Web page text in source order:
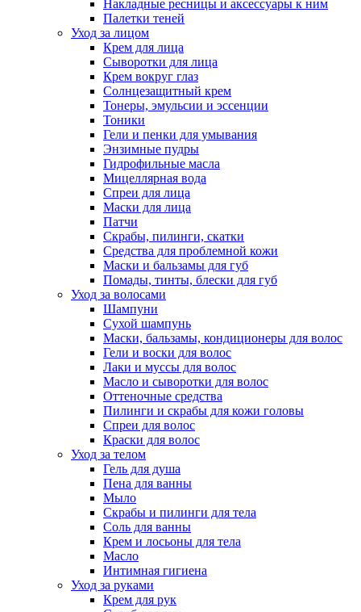
Накладные ресницы и аксессуары к ним
Палетки теней
Уход за лицом
Крем для лица
Сыворотки для лица
Крем вокруг глаз
Солнцезащитный крем
Тонеры, эмульсии и эссенции
Тоники
Гели и пенки для умывания
Энзимные пудры
Гидрофильные масла
Мицеллярная вода
Спреи для лица
Маски для лица
Патчи
Скрабы, пилинги, скатки
Средства для проблемной кожи
Маски и бальзамы для губ
Помады, тинты, блески для губ
Уход за волосами
Шампуни
Сухой шампунь
Маски, бальзамы, кондиционеры для волос
Гели и воски для волос
Лаки и муссы для волос
Масло и сыворотки для волос
Оттеночные средства
Пилинги и скрабы для кожи головы
Спреи для волос
Краски для волос
Уход за телом
Гель для душа
Пена для ванны
Мыло
Скрабы и пилинги для тела
Соль для ванны
Крем и лосьоны для тела
Масло
Интимная гигиена
Уход за руками
Крем для рук